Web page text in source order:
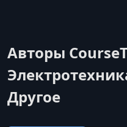
Авторы
Другое